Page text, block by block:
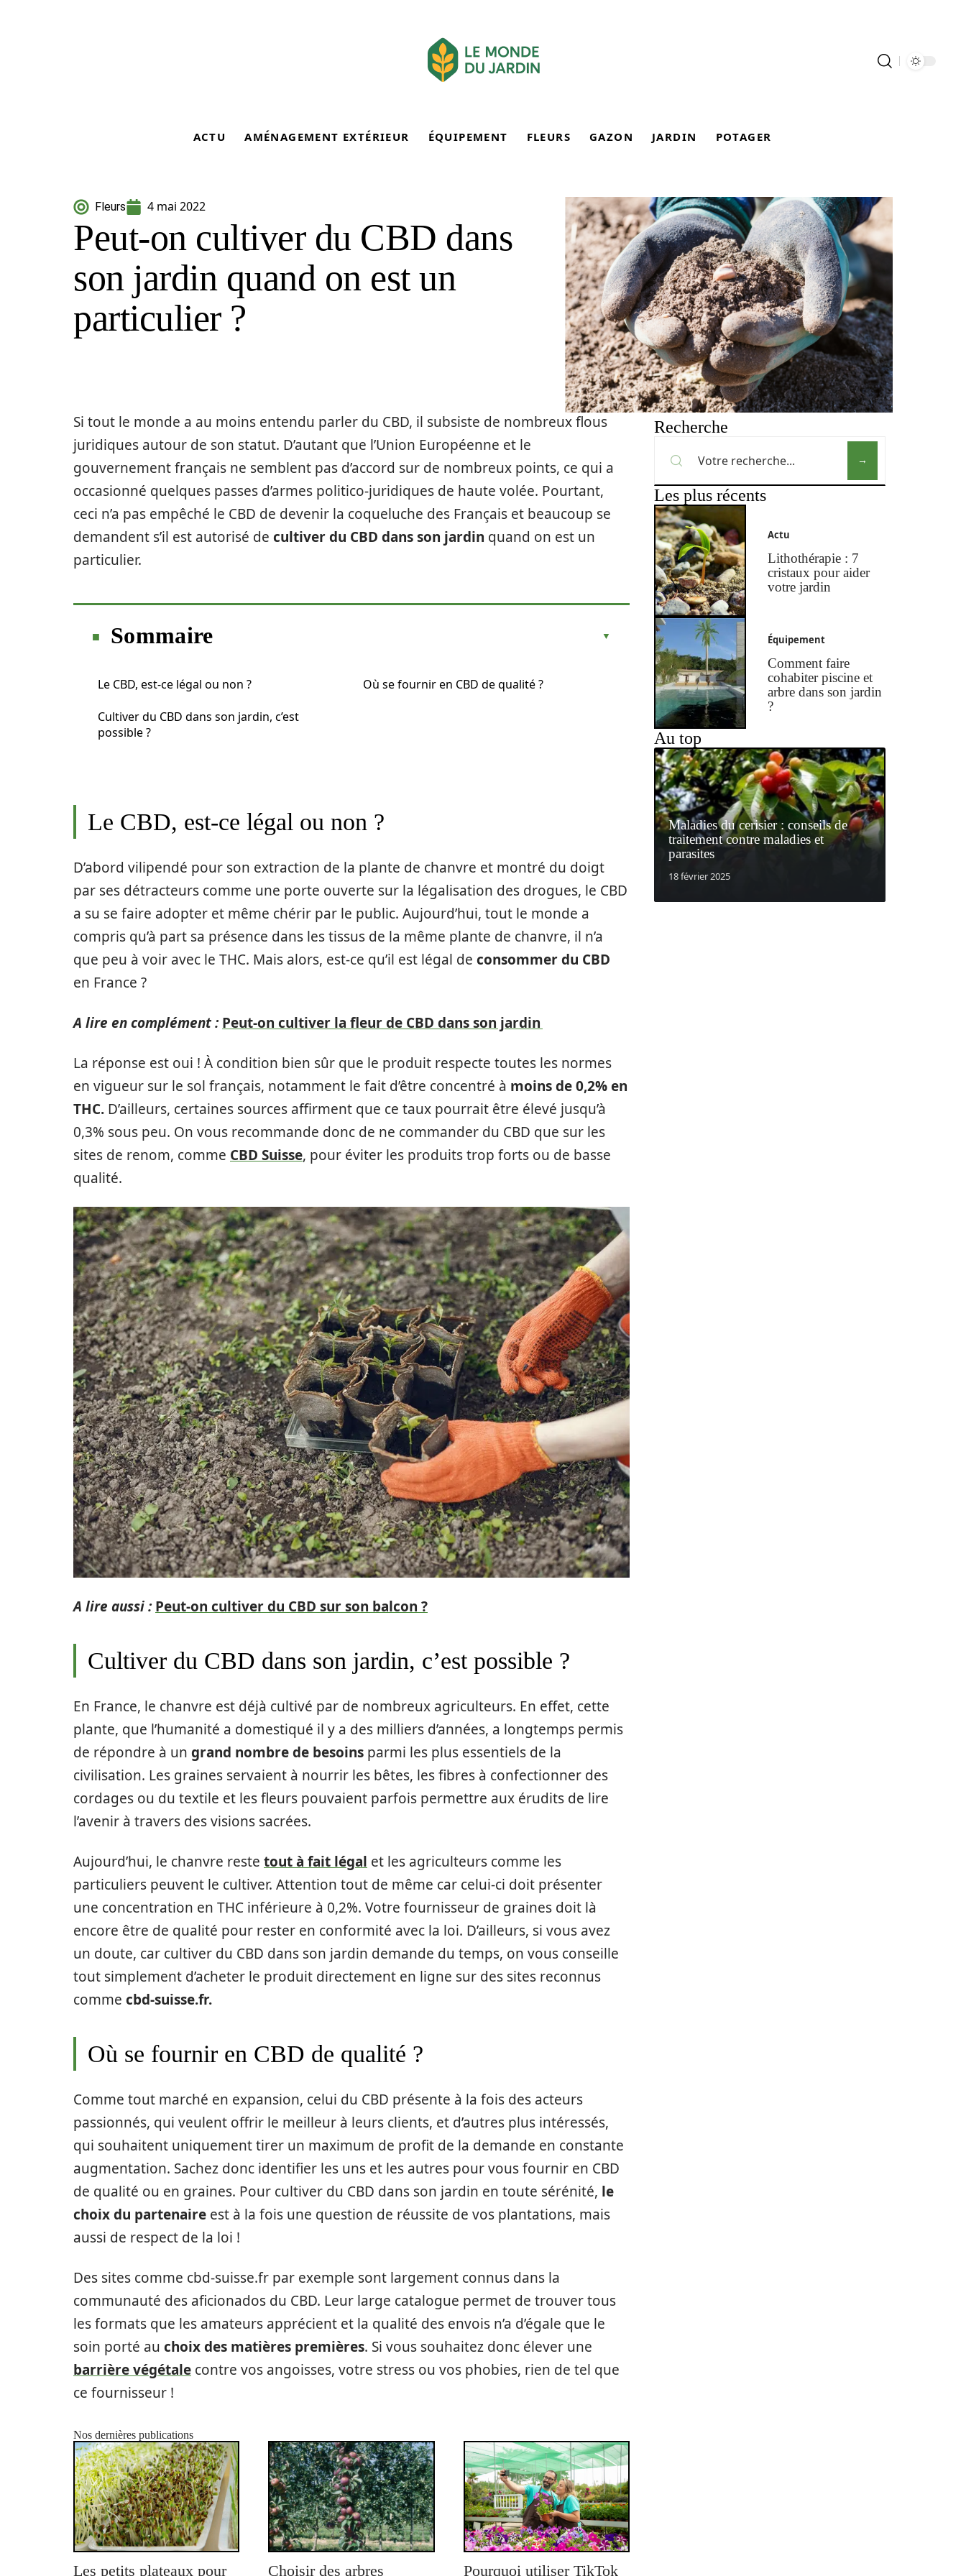
ACTU AMÉNAGEMENT EXTÉRIEUR ÉQUIPEMENT FLEURS GAZON JARDIN POTAGER
Fleurs 4 mai 2022
Peut-on cultiver du CBD dans
son jardin quand on est un
particulier ?
Si tout le monde a au moins entendu parler du CBD, il subsiste de nombreux flous
juridiques autour de son statut. D’autant que l’Union Européenne et le
gouvernement français ne semblent pas d’accord sur de nombreux points, ce qui a
occasionné quelques passes d’armes politico-juridiques de haute volée. Pourtant,
ceci n’a pas empêché le CBD de devenir la coqueluche des Français et beaucoup se
demandent s’il est autorisé de cultiver du CBD dans son jardin quand on est un
particulier.
Sommaire
Le CBD, est-ce légal ou non ?
Cultiver du CBD dans son jardin, c’est
possible ?
Où se fournir en CBD de qualité ?
Le CBD, est-ce légal ou non ?
D’abord vilipendé pour son extraction de la plante de chanvre et montré du doigt
par ses détracteurs comme une porte ouverte sur la légalisation des drogues, le CBD
a su se faire adopter et même chérir par le public. Aujourd’hui, tout le monde a
compris qu’à part sa présence dans les tissus de la même plante de chanvre, il n’a
que peu à voir avec le THC. Mais alors, est-ce qu’il est légal de consommer du CBD
en France ?
A lire en complément : Peut-on cultiver la fleur de CBD dans son jardin
La réponse est oui ! À condition bien sûr que le produit respecte toutes les normes
en vigueur sur le sol français, notamment le fait d’être concentré à moins de 0,2% en
THC. D’ailleurs, certaines sources affirment que ce taux pourrait être élevé jusqu’à
0,3% sous peu. On vous recommande donc de ne commander du CBD que sur les
sites de renom, comme CBD Suisse, pour éviter les produits trop forts ou de basse
qualité.
A lire aussi : Peut-on cultiver du CBD sur son balcon ?
Cultiver du CBD dans son jardin, c’est possible ?
En France, le chanvre est déjà cultivé par de nombreux agriculteurs. En effet, cette
plante, que l’humanité a domestiqué il y a des milliers d’années, a longtemps permis
de répondre à un grand nombre de besoins parmi les plus essentiels de la
civilisation. Les graines servaient à nourrir les bêtes, les fibres à confectionner des
cordages ou du textile et les fleurs pouvaient parfois permettre aux érudits de lire
l’avenir à travers des visions sacrées.
Aujourd’hui, le chanvre reste tout à fait légal et les agriculteurs comme les
particuliers peuvent le cultiver. Attention tout de même car celui-ci doit présenter
une concentration en THC inférieure à 0,2%. Votre fournisseur de graines doit là
encore être de qualité pour rester en conformité avec la loi. D’ailleurs, si vous avez
un doute, car cultiver du CBD dans son jardin demande du temps, on vous conseille
tout simplement d’acheter le produit directement en ligne sur des sites reconnus
comme cbd-suisse.fr.
Où se fournir en CBD de qualité ?
Comme tout marché en expansion, celui du CBD présente à la fois des acteurs
passionnés, qui veulent offrir le meilleur à leurs clients, et d’autres plus intéressés,
qui souhaitent uniquement tirer un maximum de profit de la demande en constante
augmentation. Sachez donc identifier les uns et les autres pour vous fournir en CBD
de qualité ou en graines. Pour cultiver du CBD dans son jardin en toute sérénité, le
choix du partenaire est à la fois une question de réussite de vos plantations, mais
aussi de respect de la loi !
Des sites comme cbd-suisse.fr par exemple sont largement connus dans la
communauté des aficionados du CBD. Leur large catalogue permet de trouver tous
les formats que les amateurs apprécient et la qualité des envois n’a d’égale que le
soin porté au choix des matières premières. Si vous souhaitez donc élever une
barrière végétale contre vos angoisses, votre stress ou vos phobies, rien de tel que
ce fournisseur !
Nos dernières publications
Les petits plateaux pour Choisir des arbres Pourquoi utiliser TikTok
Recherche
Les plus récents
Actu
Lithothérapie : 7
cristaux pour aider
votre jardin
Équipement
Comment faire
cohabiter piscine et
arbre dans son jardin
?
Au top
Maladies du cerisier : conseils de
traitement contre maladies et
parasites
18 février 2025